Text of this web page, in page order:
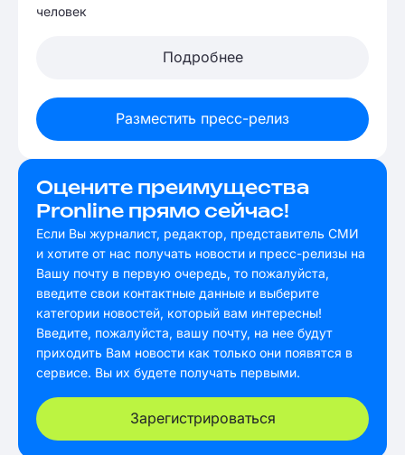
человек
Подробнее
Разместить пресс-релиз
Оцените преимущества
Pronline прямо сейчас!
Если Вы журналист, редактор, представитель СМИ
и хотите от нас получать новости и пресс-релизы на
Вашу почту в первую очередь, то пожалуйста,
введите свои контактные данные и выберите
категории новостей, который вам интересны!
Введите, пожалуйста, вашу почту, на нее будут
приходить Вам новости как только они появятся в
сервисе. Вы их будете получать первыми.
Зарегистрироваться